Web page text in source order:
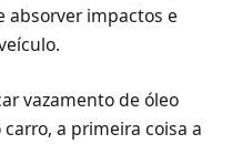
absorver impactos e
vazamento de óleo
a primeira coisa a